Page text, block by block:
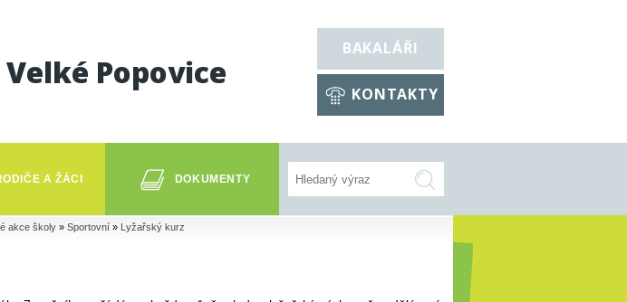
Velké Popovice
BAKALÁŘI
KONTAKTY
A ŽÁCI DOKUMENTY
akce školy » Sportovní » Lyžařský kurz